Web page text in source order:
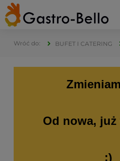
BUFET I CATERING
Od nowa, już
:)